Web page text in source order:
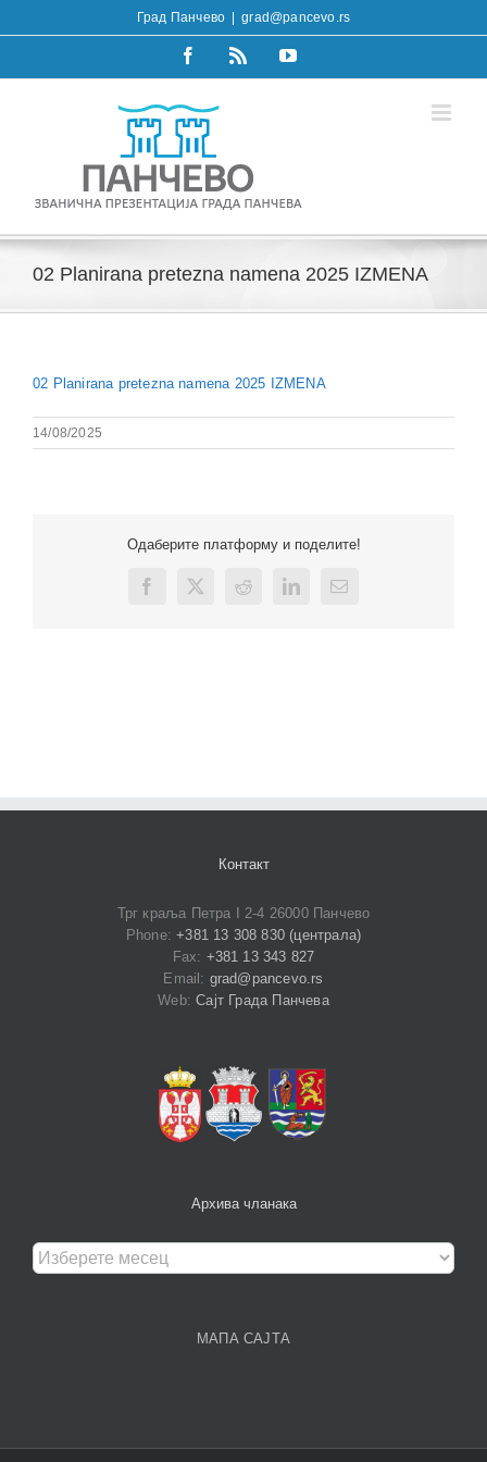
to
Град Панчево grad@pancevo.rs
FacebookRss YouTube
02 Planirana pretezna namena 2025 IZMENA
02 Planirana pretezna namena 2025 IZMENA
14/08/2025
Одаберите платформу и поделите!
Facebook
X Reddit LinkedInEmail
Контакт
Трг краља Петра I 2-4 26000 Панчево
Phone:+381 13 308 830 (централа)
Fax: +381 13 343 827
Email: grad@pancevo.rs
Web:Сајт Града Панчева
Архива чланака
Архива
чланака
МАПА САЈТА